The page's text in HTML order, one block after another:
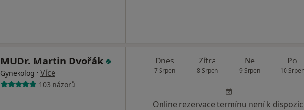
MUDr. Martin Dvořák
Gynekolog · Více
103 názorů
Dnes
7 Srpen
Zítra
8 Srpen
Ne
9 Srpen
Po
10 Srpen
Online rezervace termínu není k dispozici